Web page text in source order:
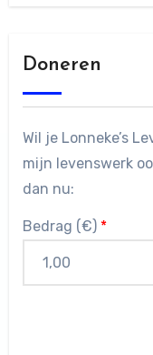
Doneren
Wil je Lonneke’s
mijn levenswerk
dan nu:
Bedrag (€) *